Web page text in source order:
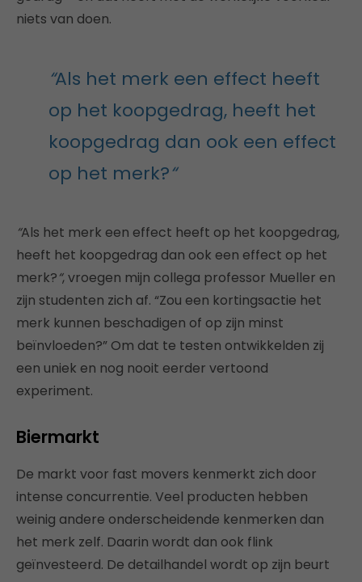
niets van doen.
“Als het merk een effect heeft
op het koopgedrag, heeft het
koopgedrag dan ook een effect
op het merk?“
“Als het merk een effect heeft op het koopgedrag,
heeft het koopgedrag dan ook een effect op het
merk?“, vroegen mijn collega professor Mueller en
zijn studenten zich af. “Zou een kortingsactie het
merk kunnen beschadigen of op zijn minst
beïnvloeden?” Om dat te testen ontwikkelden zij
een uniek en nog nooit eerder vertoond
experiment.
Biermarkt
De markt voor fast movers kenmerkt zich door
intense concurrentie. Veel producten hebben
weinig andere onderscheidende kenmerken dan
het merk zelf. Daarin wordt dan ook flink
geïnvesteerd. De detailhandel wordt op zijn beurt